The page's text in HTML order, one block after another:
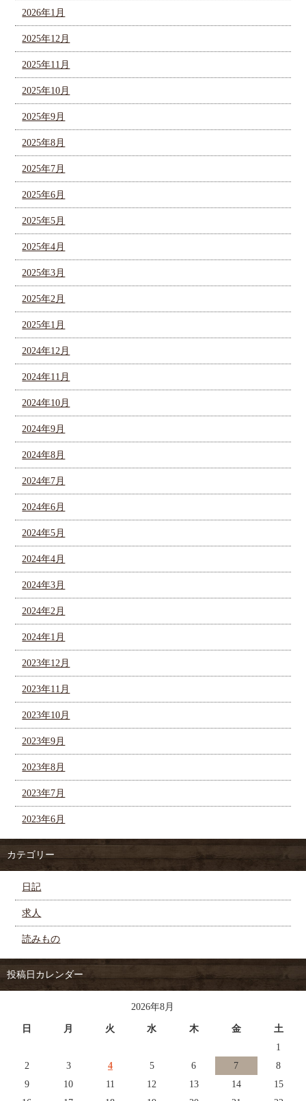
2026年1月
2025年12月
2025年11月
2025年10月
2025年9月
2025年8月
2025年7月
2025年6月
2025年5月
2025年4月
2025年3月
2025年2月
2025年1月
2024年12月
2024年11月
2024年10月
2024年9月
2024年8月
2024年7月
2024年6月
2024年5月
2024年4月
2024年3月
2024年2月
2024年1月
2023年12月
2023年11月
2023年10月
2023年9月
2023年8月
2023年7月
2023年6月
カテゴリー
日記
求人
読みもの
投稿日カレンダー
2026年8月
日 月 火 水 木 金
土
1
2
3 4 5 6 7
8
9
10 11 12 13 14
15